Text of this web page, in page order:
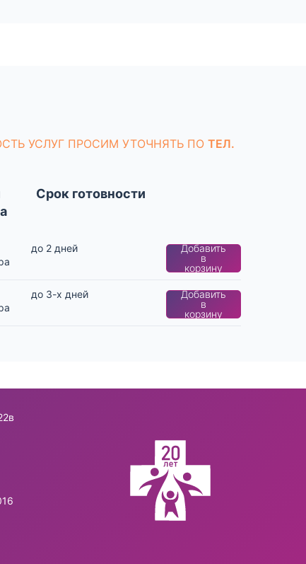
УСЛУГ ПРОСИМ УТОЧНЯТЬ ПО ТЕЛ.
Срок готовности
до 2 дней
Добавить
в
корзину
до 3-х дней
Добавить
в
корзину